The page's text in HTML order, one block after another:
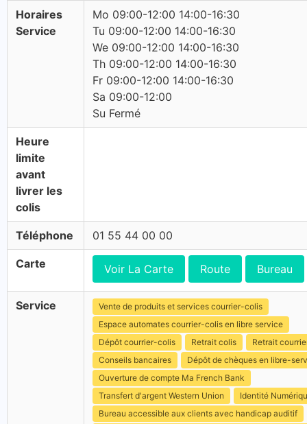
Horaires
Service
Mo 09:00-12:00 14:00-16:30
Tu 09:00-12:00 14:00-16:30
We 09:00-12:00 14:00-16:30
Th 09:00-12:00 14:00-16:30
Fr 09:00-12:00 14:00-16:30
Sa 09:00-12:00
Su Fermé
Heure
limite
avant
livrer les
colis
Téléphone 01 55 44 00 00
Carte Voir La Carte Route Bureau
Service
Vente de produits et services courrier-colis
Espace automates courrier-colis en libre service
Dépôt courrier-colis
Retrait colis
Retrait
Conseils bancaires
Dépôt de chèques en libre-
Ouverture de compte Ma French Bank
Transfert d'argent Western Union
Identité
Bureau accessible aux clients avec handicap auditif